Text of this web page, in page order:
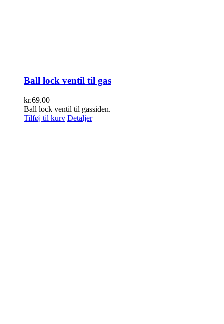
Ball lock ventil til gas
kr.69.00
Ball lock ventil til gassiden.
Tilføj til kurv Detaljer